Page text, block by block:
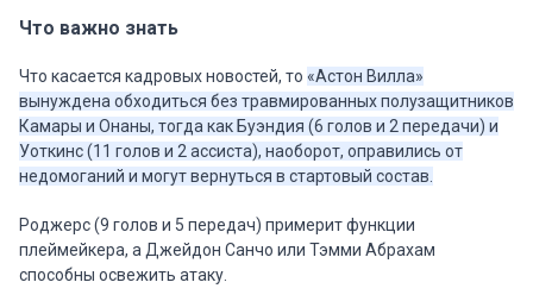
Что важно знать
Что касается кадровых новостей, то «Астон Вилла»
вынуждена обходиться без травмированных полузащитников
Камары и Онаны, тогда как Буэндия (6 голов и 2 передачи) и
Уоткинс (11 голов и 2 ассиста), наоборот, оправились от
недомоганий и могут вернуться в стартовый состав.
Роджерс (9 голов и 5 передач) примерит функции
плеймейкера, а Джейдон Санчо или Тэмми Абрахам
способны освежить атаку.